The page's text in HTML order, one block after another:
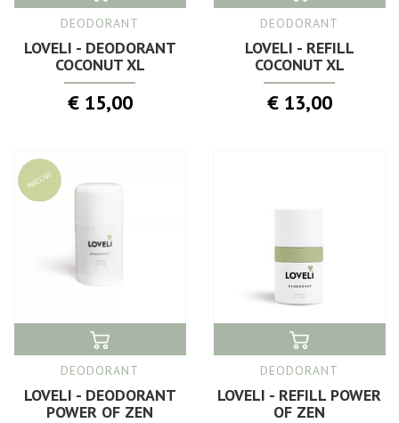
DEODORANT
LOVELI - DEODORANT
COCONUT XL
€ 15,00
DEODORANT
LOVELI - REFILL
COCONUT XL
€ 13,00
DEODORANT
LOVELI - DEODORANT
POWER OF ZEN
DEODORANT
LOVELI - REFILL POWER
OF ZEN